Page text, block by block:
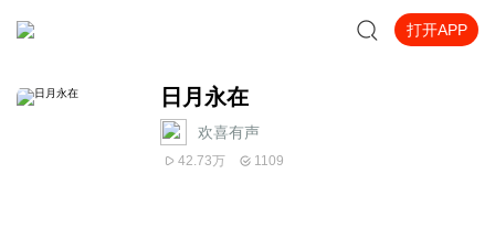
打开APP
日月永在
欢喜有声
42.73万 1109